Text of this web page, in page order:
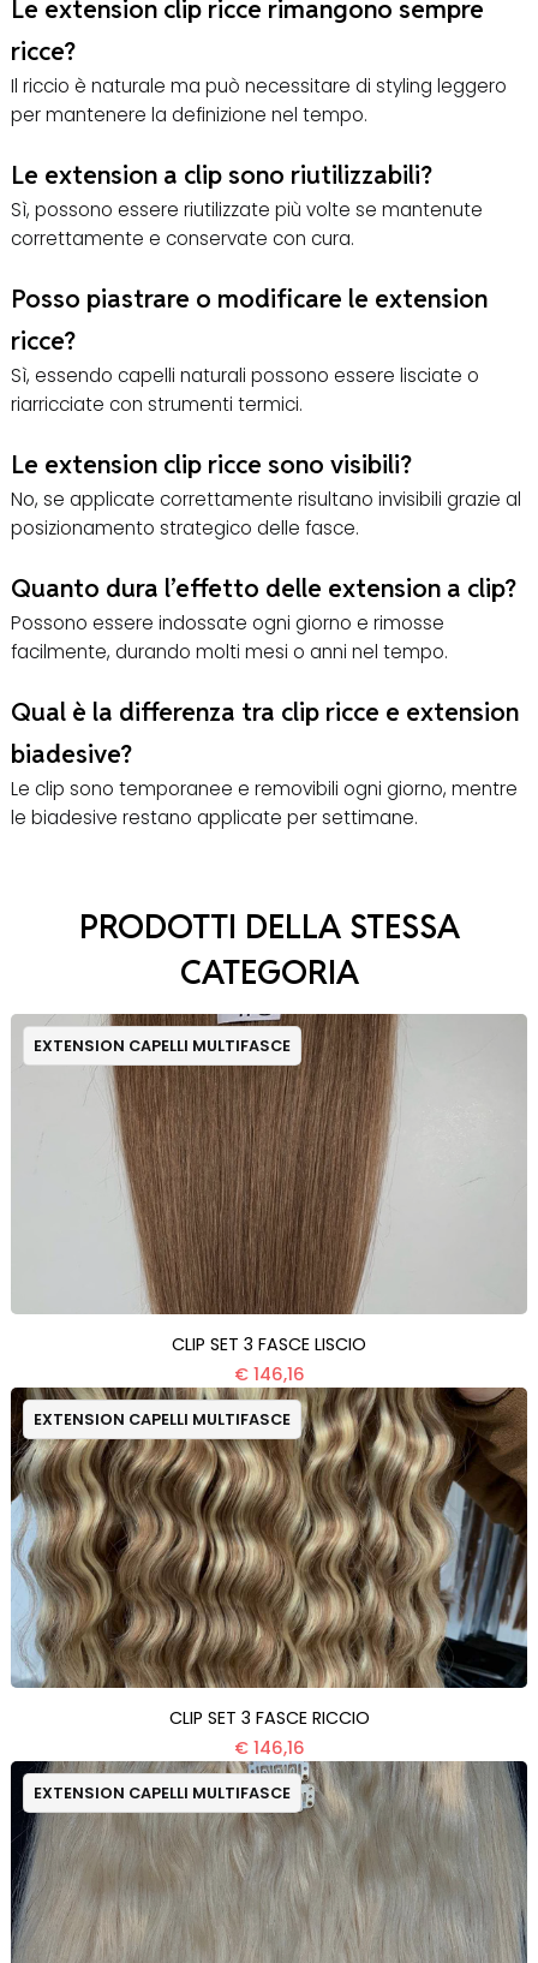
Le extension clip ricce rimangono sempre
ricce?
Il riccio è naturale ma può necessitare di styling leggero
per mantenere la definizione nel tempo.
Le extension a clip sono riutilizzabili?
Sì, possono essere riutilizzate più volte se mantenute
correttamente e conservate con cura.
Posso piastrare o modificare le extension
ricce?
Sì, essendo capelli naturali possono essere lisciate o
riarricciate con strumenti termici.
Le extension clip ricce sono visibili?
No, se applicate correttamente risultano invisibili grazie al
posizionamento strategico delle fasce.
Quanto dura l’effetto delle extension a clip?
Possono essere indossate ogni giorno e rimosse
facilmente, durando molti mesi o anni nel tempo.
Qual è la differenza tra clip ricce e extension
biadesive?
Le clip sono temporanee e removibili ogni giorno, mentre
le biadesive restano applicate per settimane.
PRODOTTI DELLA STESSA
CATEGORIA
EXTENSION CAPELLI MULTIFASCE
CLIP SET 3 FASCE LISCIO
€ 146,16
EXTENSION CAPELLI MULTIFASCE
CLIP SET 3 FASCE RICCIO
€ 146,16
EXTENSION CAPELLI MULTIFASCE